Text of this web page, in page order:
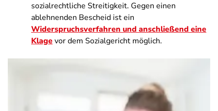
sozialrechtliche Streitigkeit. Gegen einen
ablehnenden Bescheid ist ein
Widerspruchsverfahren und anschließend eine
Klagevor dem Sozialgericht möglich.